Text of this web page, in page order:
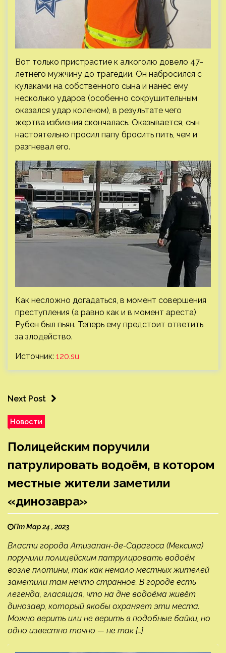
Вот только пристрастие к алкоголю довело 47-
летнего мужчину до трагедии. Он набросился с
кулаками на собственного сына и нанёс ему
несколько ударов (особенно сокрушительным
оказался удар коленом), в результате чего
жертва избиения скончалась. Оказывается, сын
настоятельно просил папу бросить пить, чем и
разгневал его.
Как несложно догадаться, в момент совершения
преступления (а равно как и в момент ареста)
Рубен был пьян. Теперь ему предстоит ответить
за злодейство.
Источник: 120.su
Next Post
Новости
Полицейским поручили
патрулировать водоём, в котором
местные жители заметили
«динозавра»
Пт Мар 24 , 2023
Власти города Атизапан-де-Сарагоса (Мексика)
поручили полицейским патрулировать водоём
возле плотины, так как немало местных жителей
заметили там нечто странное. В городе есть
легенда, гласящая, что на дне водоёма живёт
динозавр, который якобы охраняет эти места.
Можно верить или не верить в подобные байки, но
одно известно точно — не так […]